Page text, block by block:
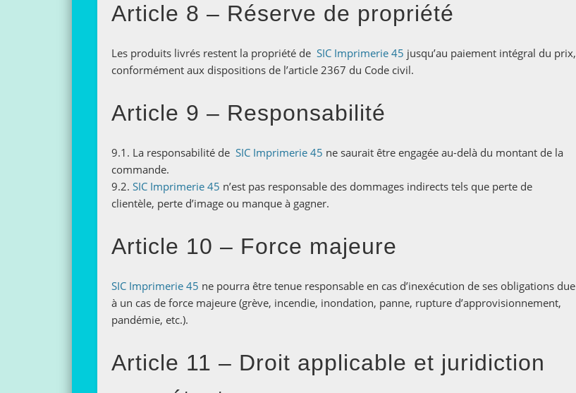
Article 8 – Réserve de propriété
Les produits livrés restent la propriété deSIC Imprimerie 45 jusqu’au paiement intégral du prix,
conformément aux dispositions de l’article 2367 du Code civil.
Article 9 – Responsabilité
9.1. La responsabilité deSIC Imprimerie 45 ne saurait être engagée au-delà du montant de la
commande.
9.2.SIC Imprimerie 45 n’est pas responsable des dommages indirects tels que perte de
clientèle, perte d’image ou manque à gagner.
Article 10 – Force majeure
SIC Imprimerie 45 ne pourra être tenue responsable en cas d’inexécution de ses obligations due
à un cas de force majeure (grève, incendie, inondation, panne, rupture d’approvisionnement,
pandémie, etc.).
Article 11 – Droit applicable et juridiction